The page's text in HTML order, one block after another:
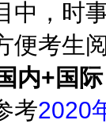
中，时
便考生
内+国
考2020